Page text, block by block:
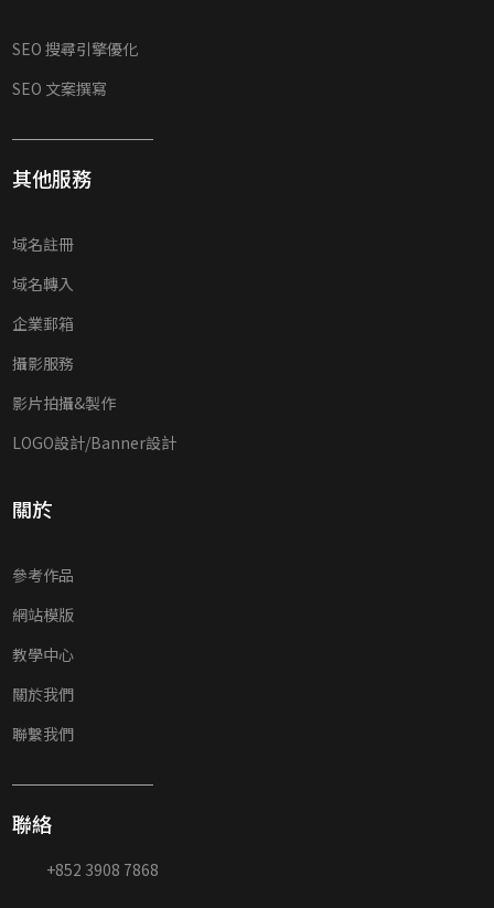
SEO 搜尋引擎優化
SEO 文案撰寫
其他服務
域名註冊
域名轉入
企業郵箱
攝影服務
影片拍攝&製作
LOGO設計/Banner設計
關於
參考作品
網站模版
教學中心
關於我們
聯繫我們
聯絡
+852 3908 7868